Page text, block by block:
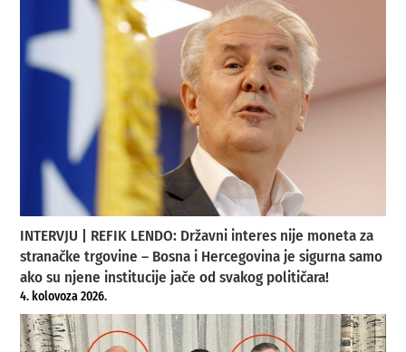
INTERVJU | REFIK LENDO: Državni interes nije moneta za
stranačke trgovine – Bosna i Hercegovina je sigurna samo
ako su njene institucije jače od svakog političara!
4. kolovoza 2026.